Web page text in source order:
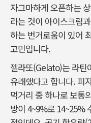
자그마하게 오픈하는
라는 것이 아이스크림
하는 번거로움이 있어
고민입니다.
젤라또(Gelato)는 라틴
유래했다고 합니다. 피
먹거리 중 하나로 보통
방이 4~9%로 14~25%